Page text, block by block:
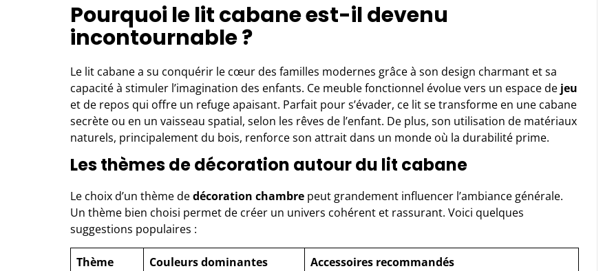
Pourquoi le lit cabane est-il devenu
incontournable ?
Le lit cabane a su conquérir le cœur des familles modernes grâce à son design charmant et sa
capacité à stimuler l’imagination des enfants. Ce meuble fonctionnel évolue vers un espace de jeu
et de repos qui offre un refuge apaisant. Parfait pour s’évader, ce lit se transforme en une cabane
secrète ou en un vaisseau spatial, selon les rêves de l’enfant. De plus, son utilisation de matériaux
naturels, principalement du bois, renforce son attrait dans un monde où la durabilité prime.
Les thèmes de décoration autour du lit cabane
Le choix d’un thème dedécoration chambre peut grandement influencer l’ambiance générale.
Un thème bien choisi permet de créer un univers cohérent et rassurant. Voici quelques
suggestions populaires :
Thème Couleurs dominantes
Accessoires recommandés